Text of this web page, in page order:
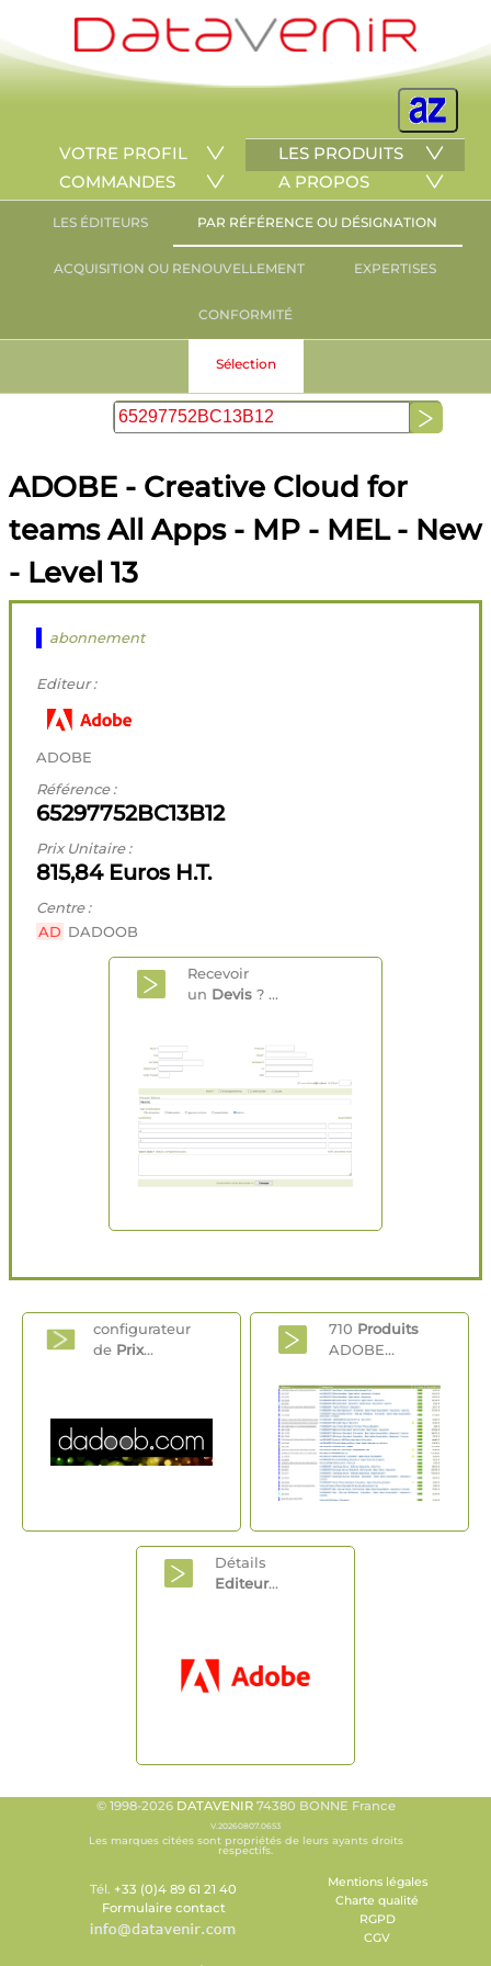
VOTRE PROFIL
LES PRODUITS
COMMANDES
A PROPOS
LES ÉDITEURS PAR RÉFÉRENCE OU DÉSIGNATION
ACQUISITION OU RENOUVELLEMENT EXPERTISES
CONFORMITÉ
Sélection
ADOBE - Creative Cloud for
teams All Apps - MP - MEL - New
- Level 13
abonnement
Editeur :
ADOBE
Référence :
65297752BC13B12
Prix Unitaire :
815,84 Euros H.T.
Centre :
AD DADOOB
Recevoir
un Devis ? ...
configurateur
de Prix...
710 Produits
ADOBE...
Détails
Editeur...
© 1998-2026 DATAVENIR74380 BONNE France
V.20260807.0653
Les marques citées sont propriétés de leurs ayants droits
respectifs.
Tél. +33 (0)4 89 61 21 40
Formulaire contact
Mentions légales
Charte qualité
RGPD
CGV